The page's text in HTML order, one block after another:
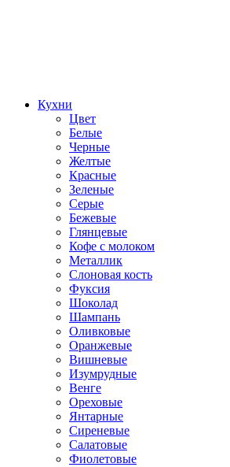
Кухни
Цвет
Белые
Черные
Желтые
Красные
Зеленые
Серые
Бежевые
Глянцевые
Кофе с молоком
Металлик
Слоновая кость
Фуксия
Шоколад
Шампань
Оливковые
Оранжевые
Вишневые
Изумрудные
Венге
Ореховые
Янтарные
Сиреневые
Салатовые
Фиолетовые